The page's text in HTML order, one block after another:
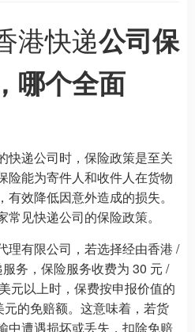
港快递公司保
哪个全面
快递公司时，保险政策是至关
险能为寄件人和收件人在货物
效降低因意外造成的损失。
见快递公司的保险政策。
理有限公司，若选择经由香港 /
务，保险服务收费为 30 元 /
元以上时，保费按申报价值的
的免赔额。这意味着，若货
中遭遇损坏或丢失，扣除免赔